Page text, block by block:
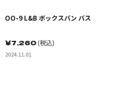
OO-9 L&B ボックスバン バス
￥7,260(税込)
2024.11.01